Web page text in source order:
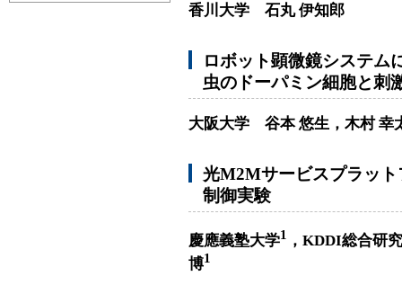
香川大学 石丸 伊知郎
ロボット顕微鏡システム
虫のドーパミン細胞と刺
大阪大学 谷本 悠生，木村 幸
光M2Mサービスプラッ
制御実験
慶應義塾大学1
，KDDI総合研
博1